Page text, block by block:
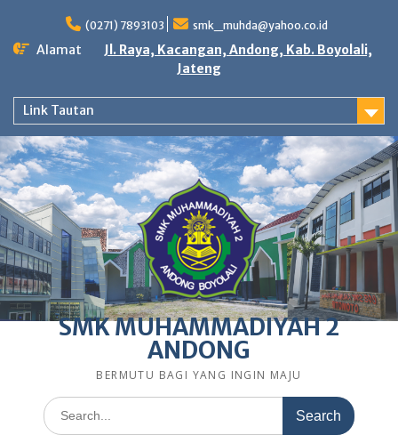
content
(0271) 7893103 smk_muhda@yahoo.co.id
Alamat
Jl. Raya, Kacangan, Andong, Kab. Boyolali,
Jateng
Link Tautan
SMK MUHAMMADIYAH 2
ANDONG
BERMUTU BAGI YANG INGIN MAJU
Search
for: